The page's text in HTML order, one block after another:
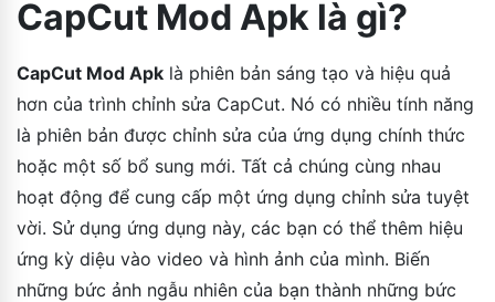
CapCut Mod Apk là gì?
CapCut Mod Apk là phiên bản sáng tạo và hiệu quả
hơn của trình chỉnh sửa CapCut. Nó có nhiều tính năng
là phiên bản được chỉnh sửa của ứng dụng chính thức
hoặc một số bổ sung mới. Tất cả chúng cùng nhau
hoạt động để cung cấp một ứng dụng chỉnh sửa tuyệt
vời. Sử dụng ứng dụng này, các bạn có thể thêm hiệu
ứng kỳ diệu vào video và hình ảnh của mình. Biến
những bức ảnh ngẫu nhiên của bạn thành những bức